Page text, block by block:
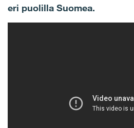
eri puolilla Suomea.